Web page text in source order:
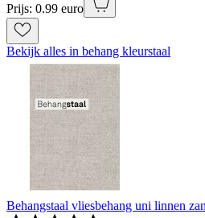
Prijs: 0.99 euro
Bekijk alles in behang kleurstaal
Behangstaal vliesbehang uni linnen